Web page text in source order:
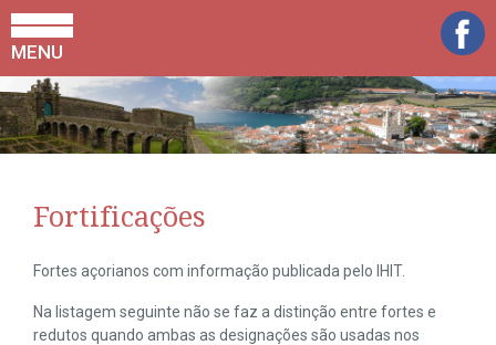
MENU
Fortificações
Fortes açorianos com informação publicada pelo IHIT.
Na listagem seguinte não se faz a distinção entre fortes e
redutos quando ambas as designações são usadas nos